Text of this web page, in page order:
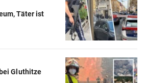
Täter ist
Gluthitze